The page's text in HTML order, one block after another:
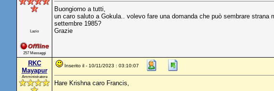
Lazio
257 Messaggi
Buongiorno a tutti,
un caro saluto a Gokula.. volevo fare una domanda che può sembrare
settembre 1985?
Grazie
RKC
Mayapur
Amministratore
Inserito il - 10/11/2023 : 03:10:07
Hare Krishna caro Francis,